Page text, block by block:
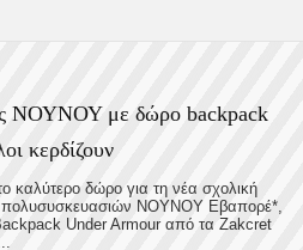
ΝΟΥΝΟΥ με δώρο backpack
κερδίζουν
δώρο για τη νέα σχολική
πολυσυσκευασιών ΝΟΥΝΟΥ Εβαπορέ*,
Under Armour από τα Zakcret